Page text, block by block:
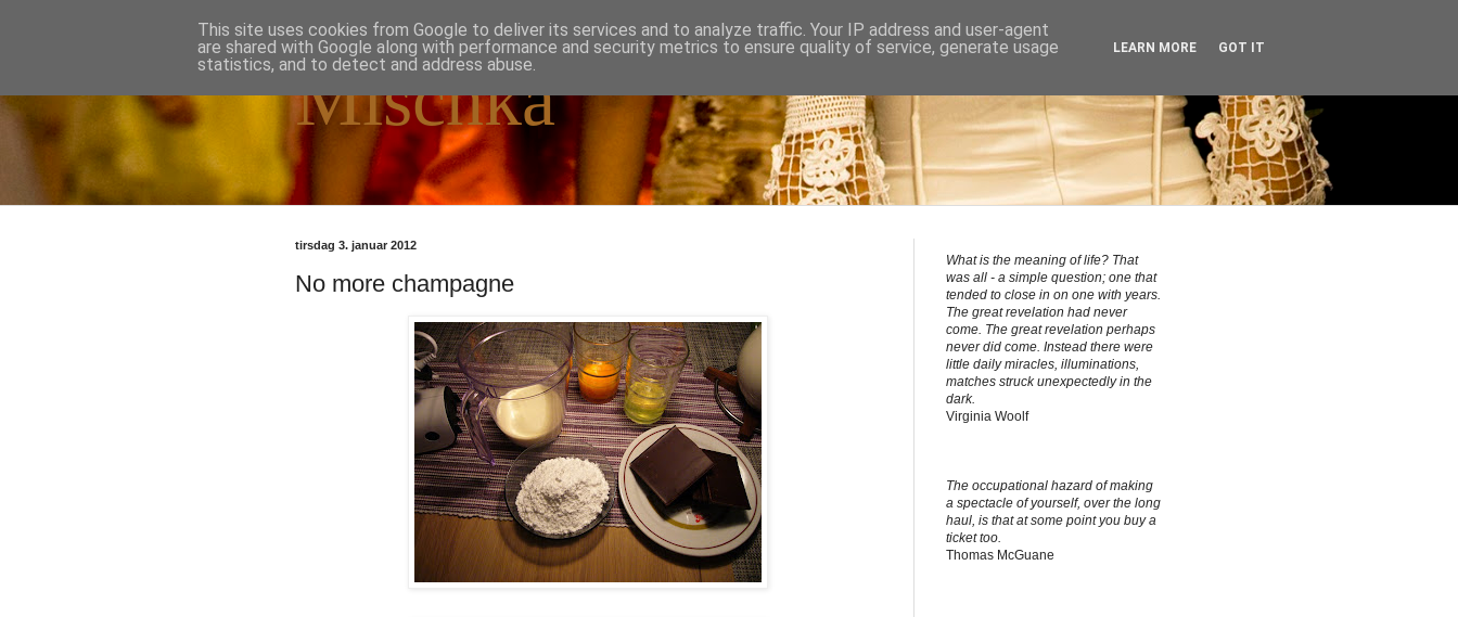
Mischka
tirsdag 3. januar 2012
No more champagne
What is the meaning of life? That
was all - a simple question; one that
tended to close in on one with years.
The great revelation had never
come. The great revelation perhaps
never did come. Instead there were
little daily miracles, illuminations,
matches struck unexpectedly in the
dark.
Virginia Woolf
The occupational hazard of making
a spectacle of yourself, over the long
haul, is that at some point you buy a
ticket too.
Thomas McGuane
This site uses cookies from Google to deliver its services and to analyze traffic. Your IP address and user-agent
are shared with Google along with performance and security metrics to ensure quality of service, generate usage
statistics, and to detect and address abuse.
LEARN MORE GOT IT